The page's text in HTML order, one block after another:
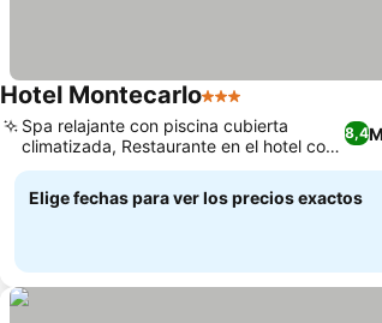
Hotel Montecarlo3 Estrellas
8,4
Spa relajante con piscina cubierta
climatizada, Restaurante en el hotel con
cocina variada
Elige fechas para ver los precios exactos